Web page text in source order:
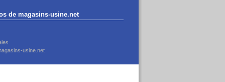
de magasins-usine.net
usine.net